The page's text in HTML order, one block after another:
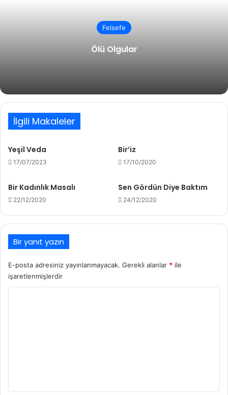
Felsefe
Ölü Olgular
İlgili Makaleler
Yeşil Veda
17/07/2023
Bir’iz
17/10/2020
Bir Kadınlık Masalı
22/12/2020
Sen Gördün Diye Baktım
24/12/2020
Bir yanıt yazın
E-posta adresiniz yayınlanmayacak. Gerekli alanlar * ile
işaretlenmişlerdir